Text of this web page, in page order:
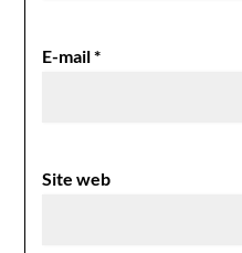
E-mail*
Site web